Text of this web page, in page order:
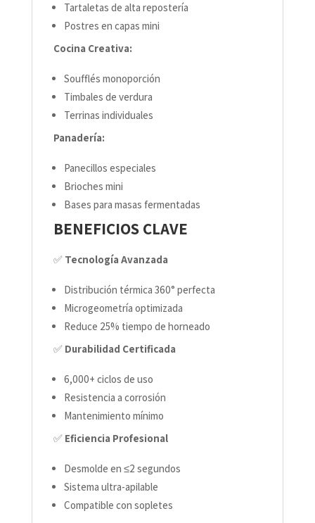
Tartaletas de alta repostería
Postres en capas mini
Cocina Creativa:
Soufflés monoporción
Timbales de verdura
Terrinas individuales
Panadería:
Panecillos especiales
Brioches mini
Bases para masas fermentadas
BENEFICIOS CLAVE
✅ Tecnología Avanzada
Distribución térmica 360° perfecta
Microgeometría optimizada
Reduce 25% tiempo de horneado
✅ Durabilidad Certificada
6,000+ ciclos de uso
Resistencia a corrosión
Mantenimiento mínimo
✅ Eficiencia Profesional
Desmolde en ≤2 segundos
Sistema ultra-apilable
Compatible con sopletes